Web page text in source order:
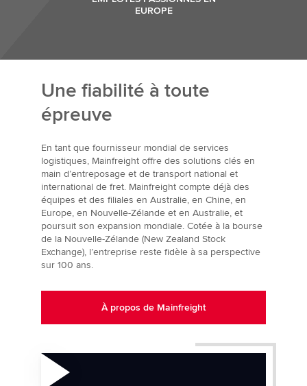
EUROPE
Une fiabilité à toute
épreuve
En tant que fournisseur mondial de services
logistiques, Mainfreight offre des solutions clés en
main d’entreposage et de transport national et
international de fret. Mainfreight compte déjà des
équipes et des filiales en Australie, en Chine, en
Europe, en Nouvelle-Zélande et en Australie, et
poursuit son expansion mondiale. Cotée à la bourse
de la Nouvelle-Zélande (New Zealand Stock
Exchange), l’entreprise reste fidèle à sa perspective
sur 100 ans.
À propos de Mainfreight